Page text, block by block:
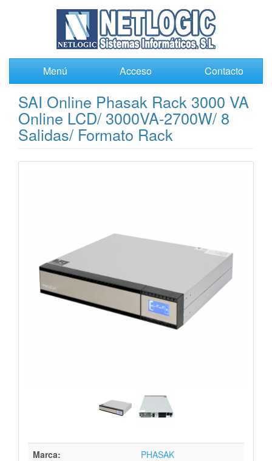
Menú Acceso Contacto
SAI Online Phasak Rack 3000 VA
Online LCD/ 3000VA-2700W/ 8
Salidas/ Formato Rack
Marca:
PHASAK